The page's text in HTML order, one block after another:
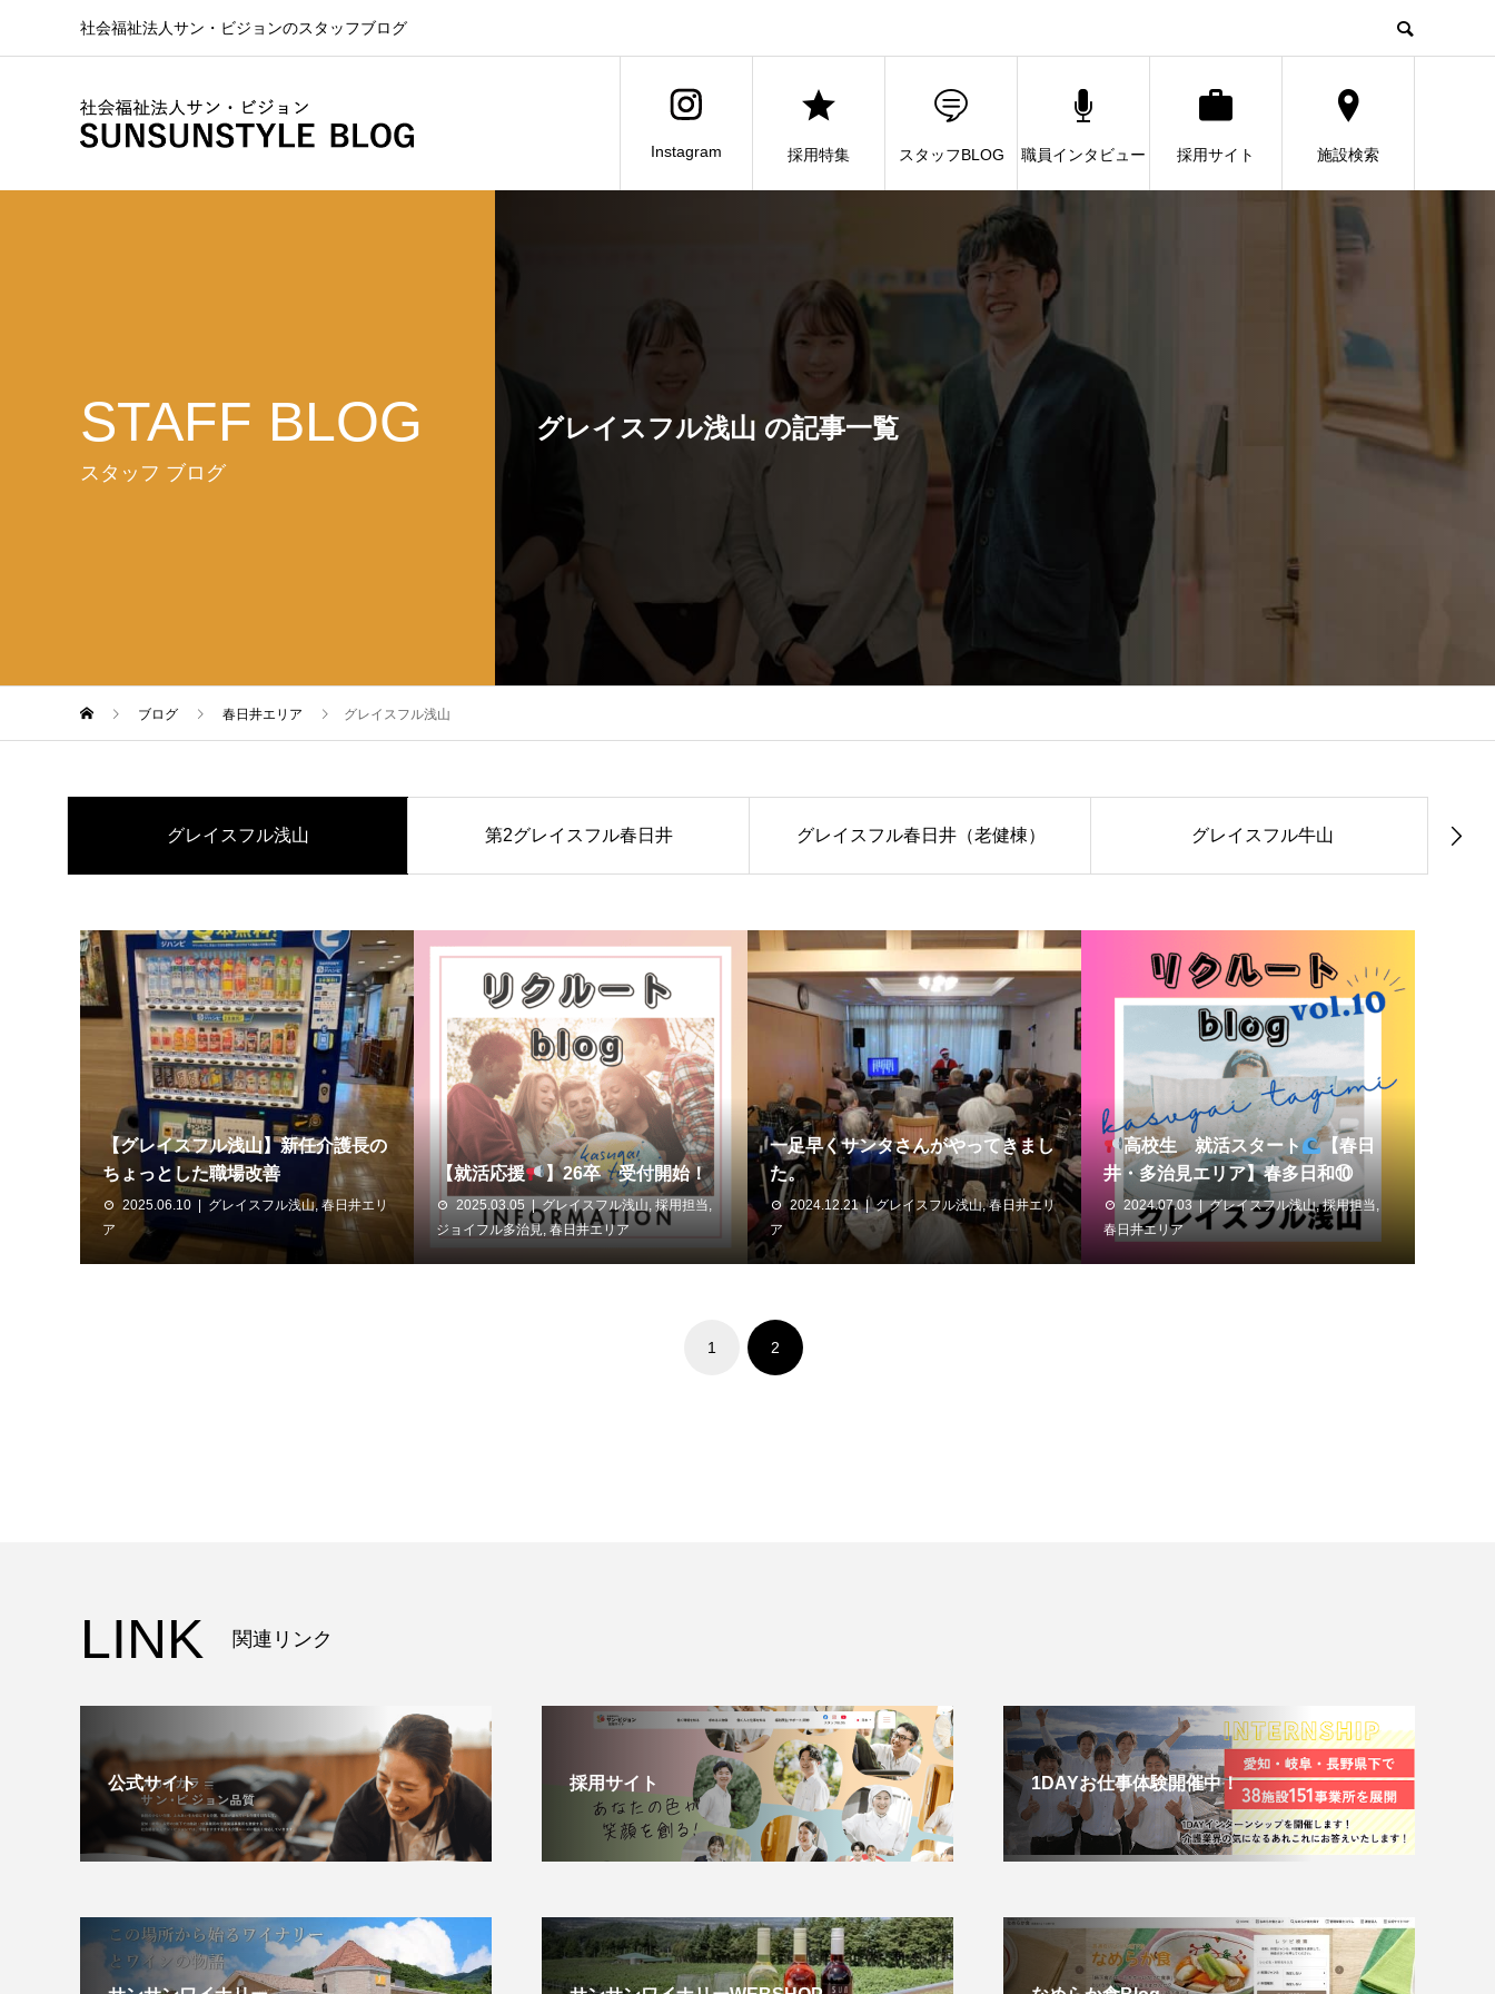
社会福祉法人サン・ビジョンのスタッフブログ
Instagram 採用特集 スタッフBLOG 職員インタビュー 採用サイト 施設検索
STAFF BLOG
スタッフ ブログ
グレイスフル浅山 の記事一覧
ブログ 春日井エリア グレイスフル浅山
グレイスフル浅山 第2グレイスフル春日井 グレイスフル春日井（老健棟） グレイスフル牛山
【グレイスフル浅山】新任介護長の
ちょっとした職場改善
2025.06.10 グレイスフル浅山, 春日井エリ
ア
【就活応援 】26卒 受付開始！
2025.03.05 グレイスフル浅山, 採用担当,
ジョイフル多治見, 春日井エリア
一足早くサンタさんがやってきまし
た。
2024.12.21 グレイスフル浅山,春日井エリ
ア
高校生 就活スタート
【春日
井・多治見エリア】春多日和⑩
2024.07.03 グレイスフル浅山,採用担当,
春日井エリア
1 2
LINK 関連リンク
公式サイト 採用サイト 1DAYお仕事体験開催中！